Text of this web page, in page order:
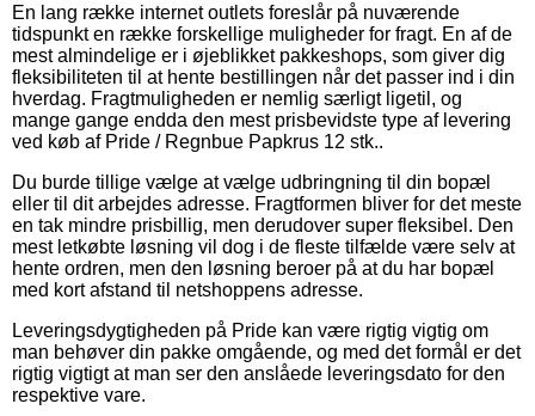
En lang række internet outlets foreslår på nuværende
tidspunkt en række forskellige muligheder for fragt. En af de
mest almindelige er i øjeblikket pakkeshops, som giver dig
fleksibiliteten til at hente bestillingen når det passer ind i din
hverdag. Fragtmuligheden er nemlig særligt ligetil, og
mange gange endda den mest prisbevidste type af levering
ved køb af Pride / Regnbue Papkrus 12 stk..
Du burde tillige vælge at vælge udbringning til din bopæl
eller til dit arbejdes adresse. Fragtformen bliver for det meste
en tak mindre prisbillig, men derudover super fleksibel. Den
mest letkøbte løsning vil dog i de fleste tilfælde være selv at
hente ordren, men den løsning beroer på at du har bopæl
med kort afstand til netshoppens adresse.
Leveringsdygtigheden på Pride kan være rigtig vigtig om
man behøver din pakke omgående, og med det formål er det
rigtig vigtigt at man ser den anslåede leveringsdato for den
respektive vare.